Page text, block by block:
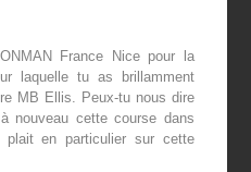
France Nice pour la
laquelle tu as brillamment
MB Ellis. Peux-tu nous dire
nouveau cette course dans
en particulier sur cette